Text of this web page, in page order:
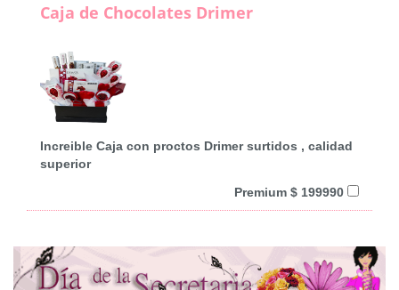
Caja de Chocolates Drimer
Increible Caja con proctos Drimer surtidos , calidad
superior
Premium $ 199990